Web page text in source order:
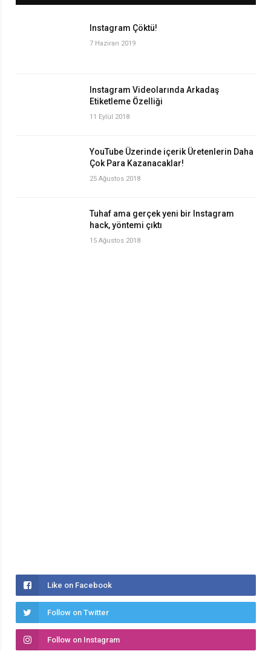
Instagram Çöktü!
7 Haziran 2019
Instagram Videolarında Arkadaş
Etiketleme Özelliği
11 Eylül 2018
YouTube Üzerinde içerik Üretenlerin Daha
Çok Para Kazanacaklar!
25 Ağustos 2018
Tuhaf ama gerçek yeni bir Instagram
hack, yöntemi çıktı
15 Ağustos 2018
Like on Facebook
Follow on Twitter
Follow on Instagram